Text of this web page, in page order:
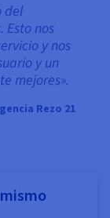
del
nos
y nos
y un
mejores».
Rezo 21